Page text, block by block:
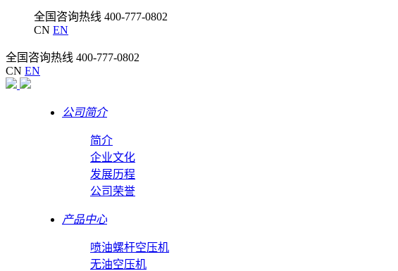
全国咨询热线 400-777-0802
CN EN
全国咨询热线 400-777-0802
CN EN
公司简介
简介
企业文化
发展历程
公司荣誉
产品中心
喷油螺杆空压机
无油空压机